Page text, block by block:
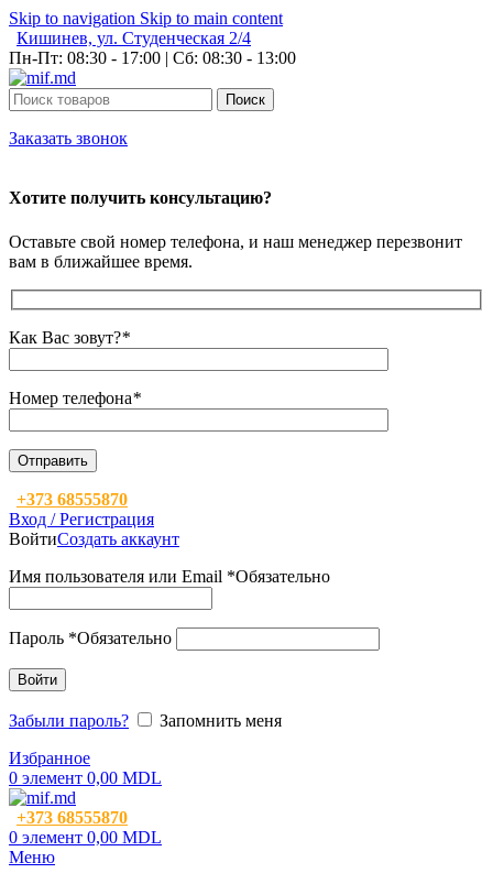
Skip to navigation Skip to main content
Кишинев, ул. Студенческая 2/4
Пн-Пт: 08:30 - 17:00 | Сб: 08:30 - 13:00
Поиск
Заказать звонок
Хотите получить консультацию?
Оставьте свой номер телефона, и наш менеджер перезвонит
вам в ближайшее время.
Как Вас зовут?*
Номер телефона*
+373 68555870
Вход / Регистрация
ВойтиСоздать аккаунт
Имя пользователя или Email *Обязательно
Пароль *Обязательно
Войти
Забыли пароль?
Запомнить меня
Избранное
0 элемент 0,00 MDL
+373 68555870
0 элемент 0,00 MDL
Меню